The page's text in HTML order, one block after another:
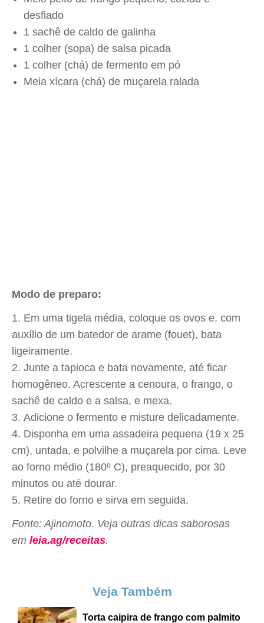
desfiado
1 sachê de caldo de galinha
1 colher (sopa) de salsa picada
1 colher (chá) de fermento em pó
Meia xícara (chá) de muçarela ralada
Modo de preparo:
Em uma tigela média, coloque os ovos e, com
auxílio de um batedor de arame (fouet), bata
ligeiramente.
Junte a tapioca e bata novamente, até ficar
homogêneo. Acrescente a cenoura, o frango, o
sachê de caldo e a salsa, e mexa.
Adicione o fermento e misture delicadamente.
Disponha em uma assadeira pequena (19 x 25
cm), untada, e polvilhe a muçarela por cima. Leve
ao forno médio (180º C), preaquecido, por 30
minutos ou até dourar.
Retire do forno e sirva em seguida.
Fonte: Ajinomoto. Veja outras dicas saborosas
em leia.ag/receitas.
Veja Também
Torta caipira de frango com palmito